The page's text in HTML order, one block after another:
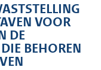
VOOR
DE
BEHOREN